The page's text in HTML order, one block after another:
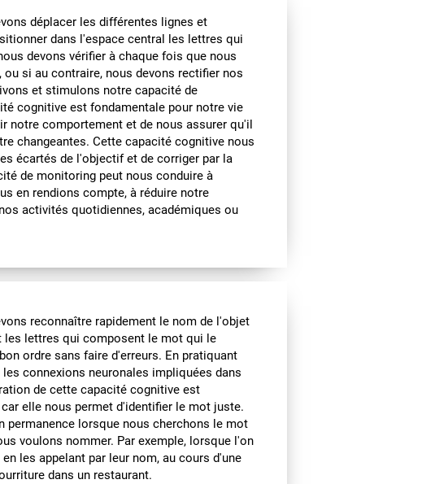
déplacer les différentes lignes et
dans l'espace central les lettres qui
devons vérifier à chaque fois que nous
si au contraire, nous devons rectifier nos
et stimulons notre capacité de
cognitive est fondamentale pour notre vie
notre comportement et de nous assurer qu'il
changeantes. Cette capacité cognitive nous
écartés de l'objectif et de corriger par la
de monitoring peut nous conduire à
en rendions compte, à réduire notre
activités quotidiennes, académiques ou
reconnaître rapidement le nom de l'objet
les lettres qui composent le mot qui le
ordre sans faire d'erreurs. En pratiquant
connexions neuronales impliquées dans
de cette capacité cognitive est
elle nous permet d'identifier le mot juste.
lorsque nous cherchons le mot
voulons nommer. Par exemple, lorsque l'on
les appelant par leur nom, au cours d'une
dans un restaurant.